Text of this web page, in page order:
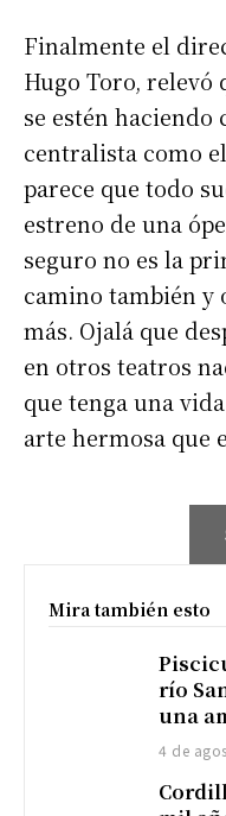
Finalmente el
Hugo Toro, relevó
se estén haciendo
centralista como
parece que todo
estreno de una
seguro no es la
camino también y
más. Ojalá que
en otros teatros
que tenga una
arte hermosa que
Mira también esto
río
una
4 de